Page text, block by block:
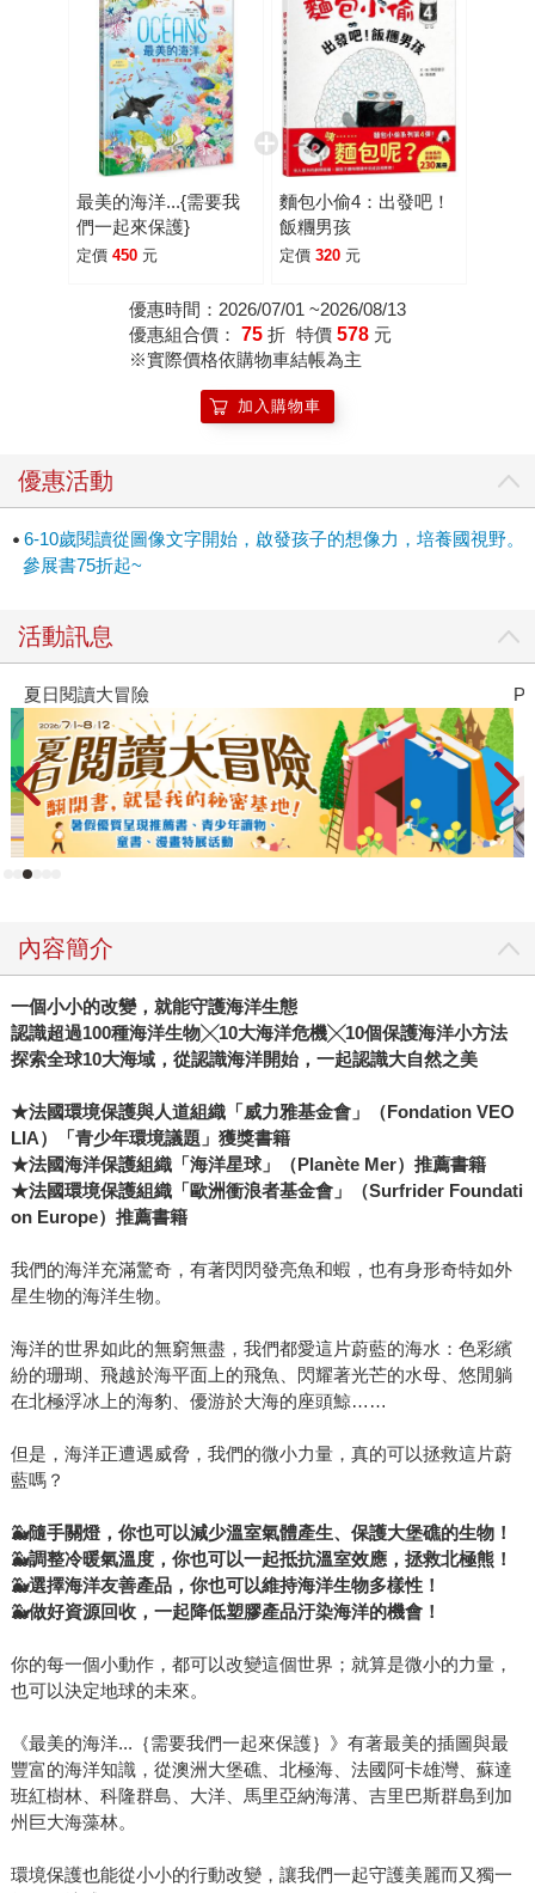
最美的海洋...{需要我
們一起來保護}
定價 450 元
麵包小偷4：出發吧！
飯糰男孩
定價 320 元
優惠時間：2026/07/01 ~2026/08/13
優惠組合價： 75 折 特價 578 元
※實際價格依購物車結帳為主
加入購物車
優惠活動
6-10歲閱讀從圖像文字開始，啟發孩子的想像力，培養國視野。
參展書75折起~
活動訊息
夏日閱讀大冒險
內容簡介
一個小小的改變，就能守護海洋生態
認識超過100種海洋生物╳10大海洋危機╳10個保護海洋小方法
探索全球10大海域，從認識海洋開始，一起認識大自然之美
★法國環境保護與人道組織「威力雅基金會」（Fondation VEO
LIA）「青少年環境議題」獲獎書籍
★法國海洋保護組織「海洋星球」（Planète Mer）推薦書籍
★法國環境保護組織「歐洲衝浪者基金會」（Surfrider Foundati
on Europe）推薦書籍
我們的海洋充滿驚奇，有著閃閃發亮魚和蝦，也有身形奇特如外
星生物的海洋生物。
海洋的世界如此的無窮無盡，我們都愛這片蔚藍的海水：色彩繽
紛的珊瑚、飛越於海平面上的飛魚、閃耀著光芒的水母、悠閒躺
在北極浮冰上的海豹、優游於大海的座頭鯨……
但是，海洋正遭遇威脅，我們的微小力量，真的可以拯救這片蔚
藍嗎？
🐳隨手關燈，你也可以減少溫室氣體產生、保護大堡礁的生物！
🐳調整冷暖氣溫度，你也可以一起抵抗溫室效應，拯救北極熊！
🐳選擇海洋友善產品，你也可以維持海洋生物多樣性！
🐳做好資源回收，一起降低塑膠產品汙染海洋的機會！
你的每一個小動作，都可以改變這個世界；就算是微小的力量，
也可以決定地球的未來。
《最美的海洋...｛需要我們一起來保護｝》有著最美的插圖與最
豐富的海洋知識，從澳洲大堡礁、北極海、法國阿卡雄灣、蘇達
班紅樹林、科隆群島、大洋、馬里亞納海溝、吉里巴斯群島到加
州巨大海藻林。
環境保護也能從小小的行動改變，讓我們一起守護美麗而又獨一